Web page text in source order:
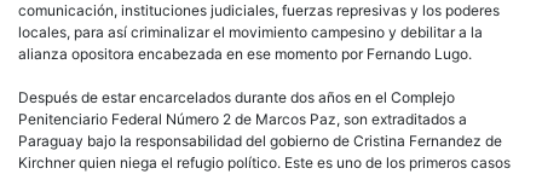
comunicación, instituciones judiciales, fuerzas represivas y los poderes
locales, para así criminalizar el movimiento campesino y debilitar a la
alianza opositora encabezada en ese momento por Fernando Lugo.
Después de estar encarcelados durante dos años en el Complejo
Penitenciario Federal Número 2 de Marcos Paz, son extraditados a
Paraguay bajo la responsabilidad del gobierno de Cristina Fernandez de
Kirchner quien niega el refugio político. Este es uno de los primeros casos